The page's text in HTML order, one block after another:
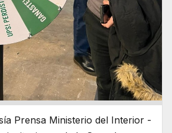
Prensa Ministerio del Interior -